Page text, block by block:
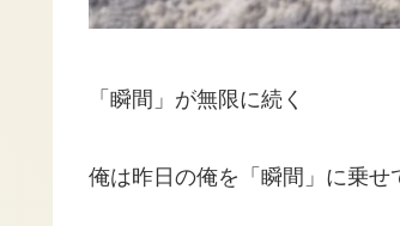
「瞬間」が無限に続く
俺は昨日の俺を「瞬間」に乗せ